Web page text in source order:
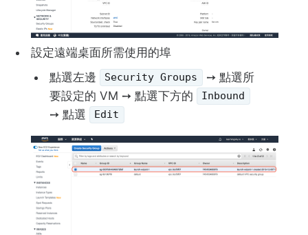
設定遠端桌面所需使用的埠
點選左邊
Security Groups
➙ 點選所
要設定的 VM ➙ 點選下方的
Inbound
➙ 點選 Edit